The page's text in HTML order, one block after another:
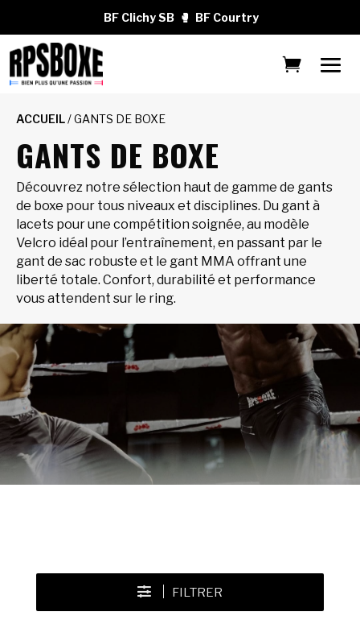
BF Clichy SB 🥊 BF Courtry
ACCUEIL/ GANTS DE BOXE
GANTS DE BOXE
Découvrez notre sélection haut de gamme de gants
de boxe pour tous niveaux et disciplines. Du gant à
lacets pour une compétition soignée, au modèle
Velcro idéal pour l’entraînement, en passant par le
gant de sac robuste et le gant MMA offrant une
liberté totale. Confort, durabilité et performance
vous attendent sur le ring.
FILTRER